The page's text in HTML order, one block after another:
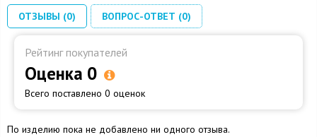
ОТЗЫВЫ (0) ВОПРОС-ОТВЕТ (0)
Рейтинг покупателей
Оценка 0
Всего поставлено 0 оценок
По изделию пока не добавлено ни одного отзыва.